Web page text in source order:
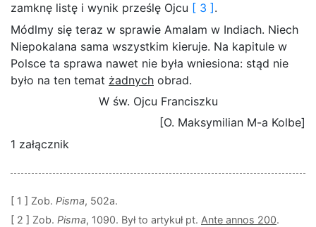
zamknę listę i wynik prześlę Ojcu [ 3 ] .
Módlmy się teraz w sprawie Amalam w Indiach. Niech
Niepokalana sama wszystkim kieruje. Na kapitule w
Polsce ta sprawa nawet nie była wniesiona: stąd nie
było na ten temat żadnych obrad.
W św. Ojcu Franciszku
[O. Maksymilian M-a Kolbe]
1 załącznik
[ 1 ] Zob. Pisma, 502a.
[ 2 ] Zob. Pisma, 1090. Był to artykuł pt. Ante annos 200.